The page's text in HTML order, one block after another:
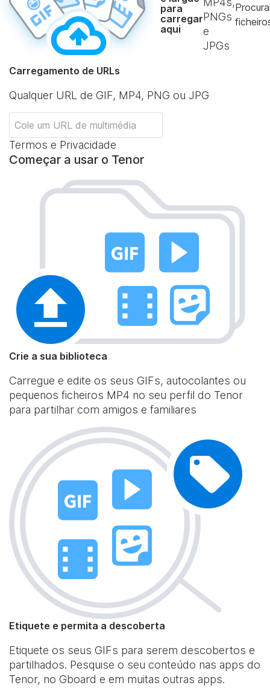
para
carregar
aqui
PNGs
e
JPGs
Carregamento de URLs
Qualquer URL de GIF, MP4, PNG ou JPG
Termos e Privacidade
Começar a usar o Tenor
Crie a sua biblioteca
Carregue e edite os seus GIFs, autocolantes ou
pequenos ficheiros MP4 no seu perfil do Tenor
para partilhar com amigos e familiares
Etiquete e permita a descoberta
Etiquete os seus GIFs para serem descobertos e
partilhados. Pesquise o seu conteúdo nas apps do
Tenor, no Gboard e em muitas outras apps.